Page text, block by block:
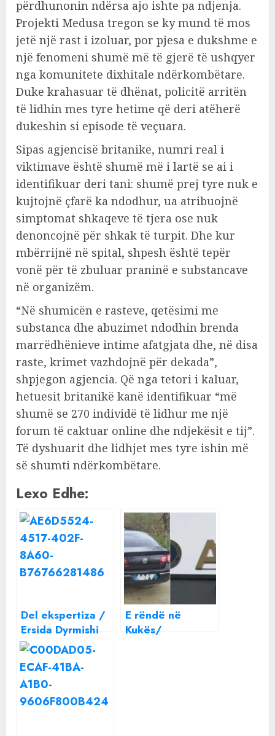
përdhunonin ndërsa ajo ishte pa ndjenja.
Projekti Medusa tregon se ky mund të mos
jetë një rast i izoluar, por pjesa e dukshme e
një fenomeni shumë më të gjerë të ushqyer
nga komunitete dixhitale ndërkombëtare.
Duke krahasuar të dhënat, policitë arritën
të lidhin mes tyre hetime që deri atëherë
dukeshin si episode të veçuara.
Sipas agjencisë britanike, numri real i
viktimave është shumë më i lartë se ai i
identifikuar deri tani: shumë prej tyre nuk e
kujtojnë çfarë ka ndodhur, ua atribuojnë
simptomat shkaqeve të tjera ose nuk
denoncojnë për shkak të turpit. Dhe kur
mbërrijnë në spital, shpesh është tepër
vonë për të zbuluar praninë e substancave
në organizëm.
“Në shumicën e rasteve, qetësimi me
substanca dhe abuzimet ndodhin brenda
marrëdhënieve intime afatgjata dhe, në disa
raste, krimet vazhdojnë për dekada”,
shpjegon agjencia. Që nga tetori i kaluar,
hetuesit britanikë kanë identifikuar “më
shumë se 270 individë të lidhur me një
forum të caktuar online dhe ndjekësit e tij”.
Të dyshuarit dhe lidhjet mes tyre ishin më
së shumti ndërkombëtare.
Lexo Edhe:
Del ekspertiza /
Ersida Dyrmishi
nuk është
përdhunuar, ka
dashur vetë,
bandilli Marjus
Musaku ende në
E rëndë në
Kukës/